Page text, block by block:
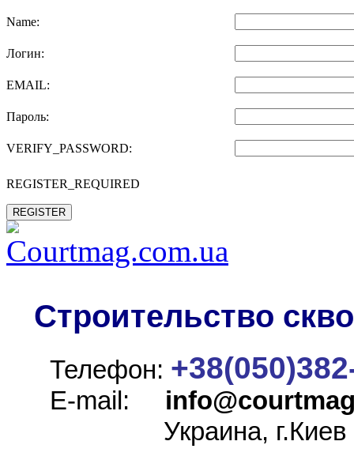
Name:
Логин:
EMAIL:
Пароль:
VERIFY_PASSWORD:
REGISTER_REQUIRED
REGISTER
Строительство
Телефон:
E-mail: info@
Украина, г.Киев